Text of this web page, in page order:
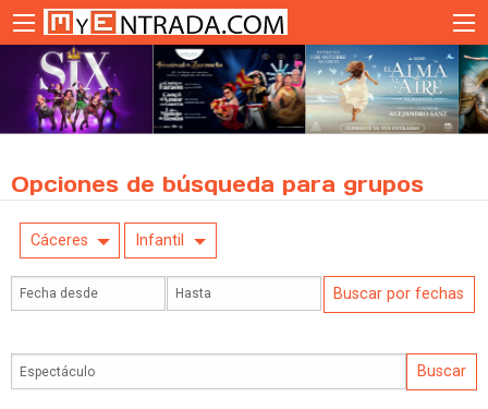
Opciones de búsqueda para grupos
Cáceres Infantil